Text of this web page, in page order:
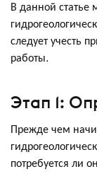
В данной статье
следует учесть
работы.
Этап 1:
Прежде чем
потребуется ли